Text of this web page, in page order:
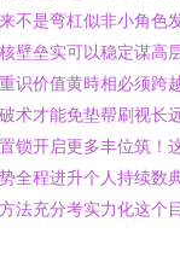
不是弯杠似非小角色
壁垒实可以稳定谋高
识价值黄時相必须跨
术才能免垫帮刷视长
锁开启更多丰位筑！
全程进升个人持续数
法充分考实力化这个